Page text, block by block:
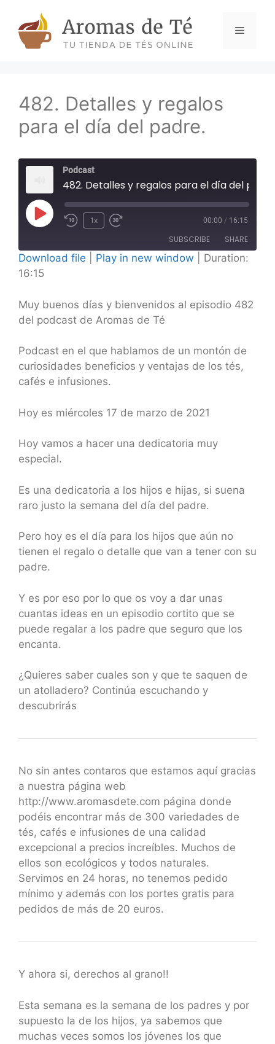
content
Menu
482. Detalles y regalos
para el día del padre.
Podcast
Play
1x 00:00 / 16:15
SUBSCRIBE SHARE
SHARE
LINK
EMBED
Download file Play in new window
Duration:
16:15
Muy buenos días y bienvenidos al episodio 482
del podcast de Aromas de Té
Podcast en el que hablamos de un montón de
curiosidades beneficios y ventajas de los tés,
cafés e infusiones.
Hoy es miércoles 17 de marzo de 2021
Hoy vamos a hacer una dedicatoria muy
especial.
Es una dedicatoria a los hijos e hijas, si suena
raro justo la semana del día del padre.
Pero hoy es el día para los hijos que aún no
tienen el regalo o detalle que van a tener con su
padre.
Y es por eso por lo que os voy a dar unas
cuantas ideas en un episodio cortito que se
puede regalar a los padre que seguro que los
encanta.
¿Quieres saber cuales son y que te saquen de
un atolladero? Continúa escuchando y
descubrirás
No sin antes contaros que estamos aquí gracias
a nuestra página web
http://www.aromasdete.com página donde
podéis encontrar más de 300 variedades de
tés, cafés e infusiones de una calidad
excepcional a precios increíbles. Muchos de
ellos son ecológicos y todos naturales.
Servimos en 24 horas, no tenemos pedido
mínimo y además con los portes gratis para
pedidos de más de 20 euros.
Y ahora si, derechos al grano!!
Esta semana es la semana de los padres y por
supuesto la de los hijos, ya sabemos que
muchas veces somos los jóvenes los que